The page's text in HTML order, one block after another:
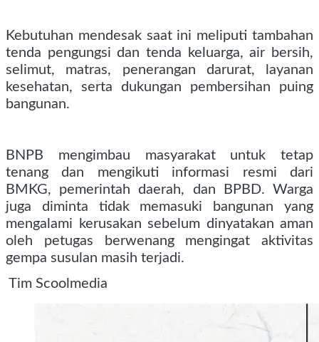
Kebutuhan mendesak saat ini meliputi tambahan
tenda pengungsi dan tenda keluarga, air bersih,
selimut, matras, penerangan darurat, layanan
kesehatan, serta dukungan pembersihan puing
bangunan.
BNPB mengimbau masyarakat untuk tetap
tenang dan mengikuti informasi resmi dari
BMKG, pemerintah daerah, dan BPBD. Warga
juga diminta tidak memasuki bangunan yang
mengalami kerusakan sebelum dinyatakan aman
oleh petugas berwenang mengingat aktivitas
gempa susulan masih terjadi.
Tim Scoolmedia